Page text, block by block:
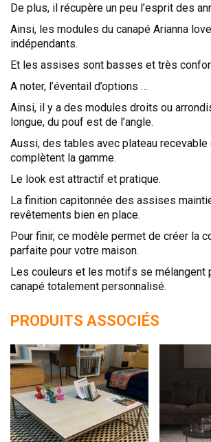
De plus, il récupère un peu l’esprit des
Ainsi, les modules du canapé Arianna
indépendants.
Et les assises sont basses et très
A noter, l’éventail d’options …
Ainsi, il y a des modules droits ou
longue, du pouf est de l’angle.
Aussi, des tables avec plateau
complètent la gamme.
Le look est attractif et pratique.
La finition capitonnée des assises
revêtements bien en place.
Pour finir, ce modèle permet de créer la
parfaite pour votre maison.
Les couleurs et les motifs se mélangent
canapé totalement personnalisé.
PRODUITS ASSOCIÉS